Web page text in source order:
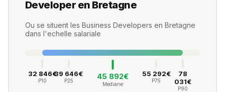
Developer en Bretagne
Ou se situent les Business Developers en Bretagne
dans l'echelle salariale
32 846€
P10
39 646€
P25 45 892€
Mediane
55 292€
P75
78
031€
P90